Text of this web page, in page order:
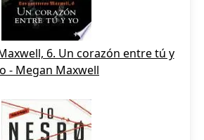
6. Un corazón entre tú y
- Megan Maxwell